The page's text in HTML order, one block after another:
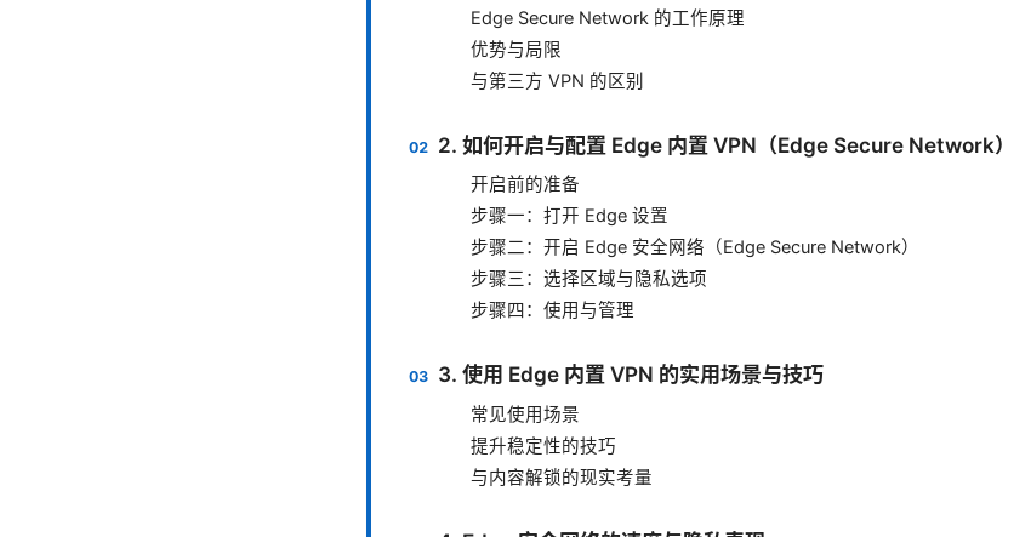
Edge Secure Network 的工作原理
优势与局限
与第三方 VPN 的区别
2. 如何开启与配置 Edge 内置 VPN（Edge Secure Network）
开启前的准备
步骤一：打开 Edge 设置
步骤二：开启 Edge 安全网络（Edge Secure Network）
步骤三：选择区域与隐私选项
步骤四：使用与管理
3. 使用 Edge 内置 VPN 的实用场景与技巧
常见使用场景
提升稳定性的技巧
与内容解锁的现实考量